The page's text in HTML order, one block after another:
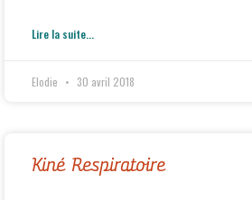
Lire la suite...
Elodie 30 avril 2018
Kiné Respiratoire